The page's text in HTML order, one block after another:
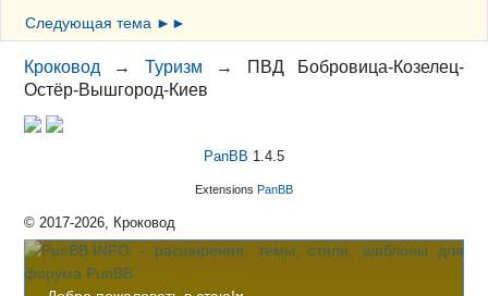
Следующая тема ►►
Кроковод → Туризм →
ПВД Бобровица-Козелец-
Остёр-Вышгород-Киев
PanBB 1.4.5
Extensions PanBB
© 2017-2026, Кроковод